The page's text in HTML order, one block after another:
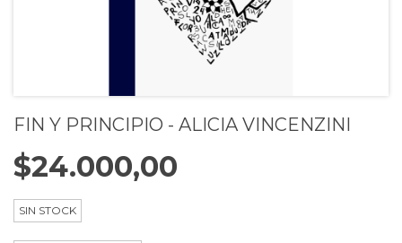
FIN Y PRINCIPIO - ALICIA VINCENZINI
$24.000,00
SIN STOCK